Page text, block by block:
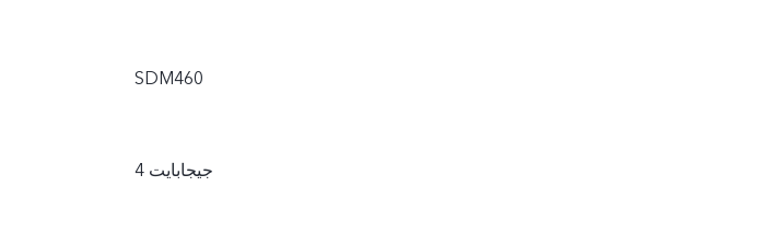
SDM460
4 جيجابايت